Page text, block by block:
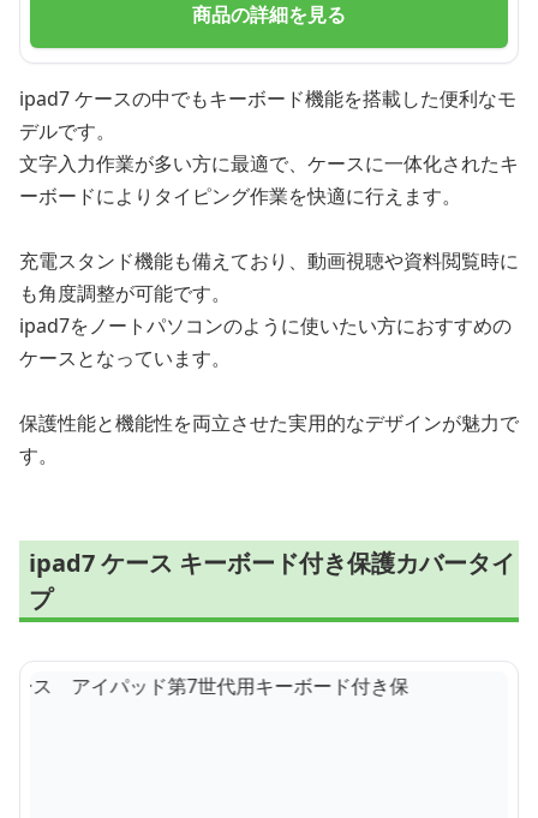
商品の詳細を見る
ipad7 ケースの中でもキーボード機能を搭載した便利なモ
デルです。
文字入力作業が多い方に最適で、ケースに一体化されたキ
ーボードによりタイピング作業を快適に行えます。
充電スタンド機能も備えており、動画視聴や資料閲覧時に
も角度調整が可能です。
ipad7をノートパソコンのように使いたい方におすすめの
ケースとなっています。
保護性能と機能性を両立させた実用的なデザインが魅力で
す。
ipad7 ケース キーボード付き保護カバータイ
プ